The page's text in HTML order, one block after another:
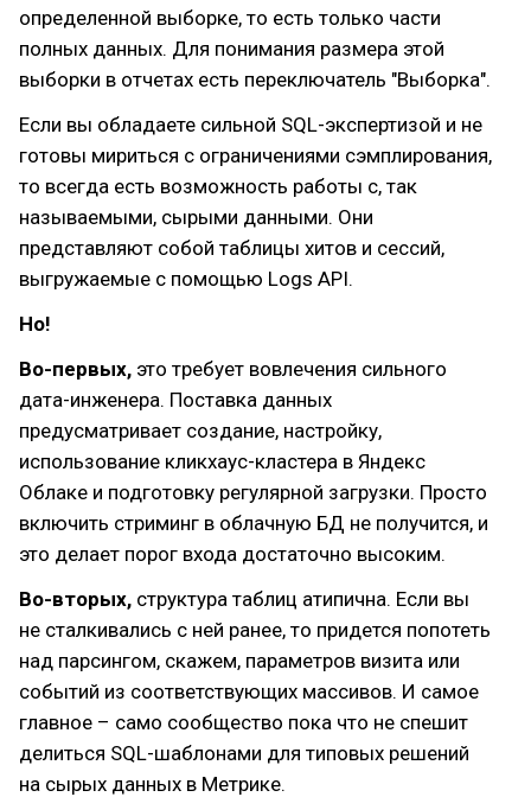
определенной выборке, то есть только части
полных данных. Для понимания размера этой
выборки в отчетах есть переключатель "Выборка".
Если вы обладаете сильной SQL-экспертизой и не
готовы мириться с ограничениями сэмплирования,
то всегда есть возможность работы с, так
называемыми, сырыми данными. Они
представляют собой таблицы хитов и сессий,
выгружаемые с помощью Logs API.
Но!
Во-первых, это требует вовлечения сильного
дата-инженера. Поставка данных
предусматривает создание, настройку,
использование кликхаус-кластера в Яндекс
Облаке и подготовку регулярной загрузки. Просто
включить стриминг в облачную БД не получится, и
это делает порог входа достаточно высоким.
Во-вторых, структура таблиц атипична. Если вы
не сталкивались с ней ранее, то придется попотеть
над парсингом, скажем, параметров визита или
событий из соответствующих массивов. И самое
главное – само сообщество пока что не спешит
делиться SQL-шаблонами для типовых решений
на сырых данных в Метрике.